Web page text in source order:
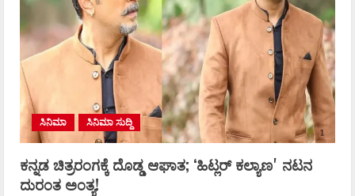
ಸಿನಿಮಾ ಸಿನಿಮಾ ಸುದ್ದಿ
ಕನ್ನಡ ಚಿತ್ರರಂಗಕ್ಕೆ ದೊಡ್ಡ ಆಘಾತ; ʻಹಿಟ್ಲರ್ ಕಲ್ಯಾಣʼ ನಟನ
ದುರಂತ ಅಂತ್ಯ!